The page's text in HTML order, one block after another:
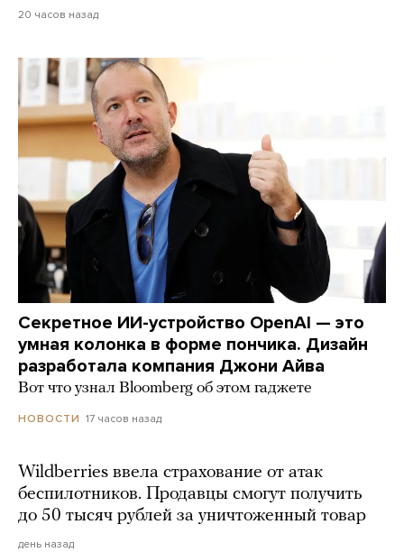
20 часов назад
Секретное ИИ-устройство OpenAI — это
умная колонка в форме пончика. Дизайн
разработала компания Джони Айва
Вот что узнал Bloomberg об этом гаджете
НОВОСТИ 17 часов назад
Wildberries ввела страхование от атак
беспилотников. Продавцы смогут получить
до 50 тысяч рублей за уничтоженный товар
день назад